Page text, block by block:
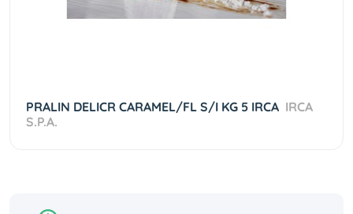
PRALIN DELICR CARAMEL/FL S/I KG 5 IRCA IRCA
S.P.A.